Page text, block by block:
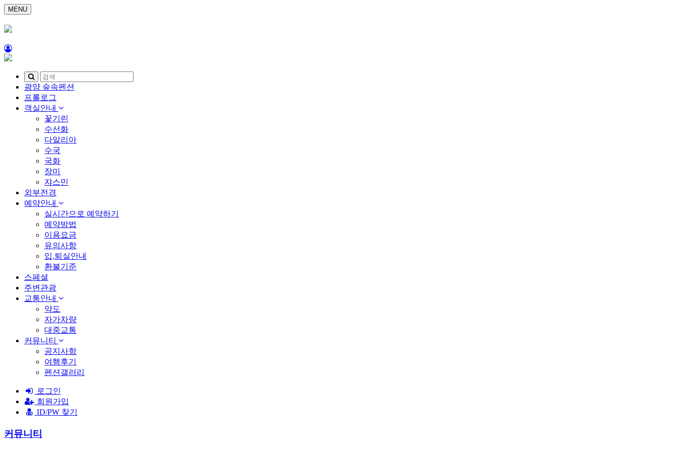
MENU
광양 숲속펜션
프롤로그
객실안내
꽃기린
수선화
다알리아
수국
국화
장미
쟈스민
외부전경
예약안내
실시간으로 예약하기
예약방법
이용요금
유의사항
입,퇴실안내
환불기준
스페셜
주변관광
교통안내
약도
자가차량
대중교통
커뮤니티
공지사항
여행후기
펜션갤러리
로그인
회원가입
ID/PW 찾기
커뮤니티